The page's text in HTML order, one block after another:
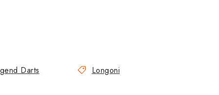
Darts Longoni